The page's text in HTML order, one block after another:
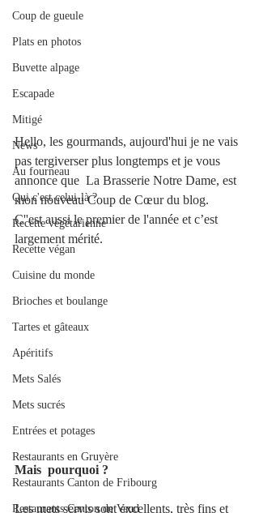
Coup de gueule
Plats en photos
Buvette alpage
Escapade
Mitigé
News
Au fourneau
Qui c'est celui-là ?
Recette végétarienne
Recette végan
Cuisine du monde
Brioches et boulange
Tartes et gâteaux
Apéritifs
Mets Salés
Mets sucrés
Entrées et potages
Restaurants en Gruyère
Restaurants Canton de Fribourg
Restaurants Canton de Vaud
Hello, les gourmands, aujourd'hui je ne vais
pas tergiverser plus longtemps et je vous
annonce que  La Brasserie Notre Dame, est
mon nouveau Coup de Cœur du blog.
C''est aussi le premier de l'année et c’est
largement mérité.
Mais  pourquoi ?
Les mets servis sont excellents, très fins et